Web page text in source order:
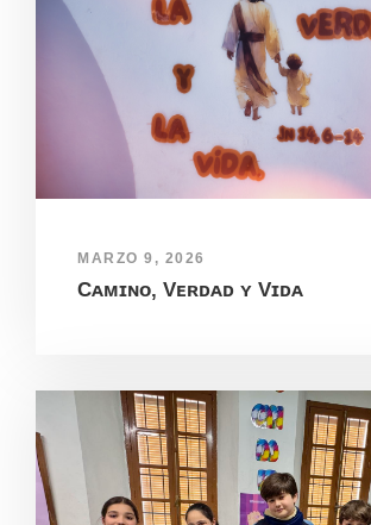
MARZO 9, 2026
Cᴀᴍɪɴᴏ, Vᴇʀᴅᴀᴅ ʏ Vɪᴅᴀ